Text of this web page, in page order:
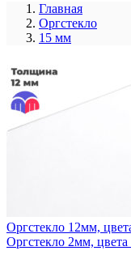
Главная
Оргстекло
15 мм
Оргстекло 12мм,
Оргстекло 2мм,